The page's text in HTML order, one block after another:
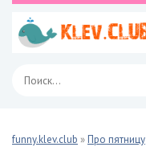
funny.klev.club »Про пятницу